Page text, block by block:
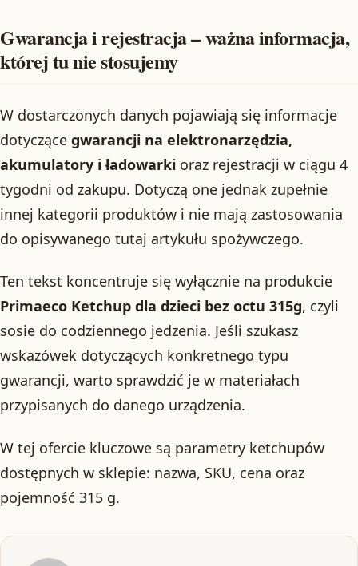
Gwarancja i rejestracja – ważna informacja,
której tu nie stosujemy
W dostarczonych danych pojawiają się informacje
dotyczące gwarancji na elektronarzędzia,
akumulatory i ładowarki oraz rejestracji w ciągu 4
tygodni od zakupu. Dotyczą one jednak zupełnie
innej kategorii produktów i nie mają zastosowania
do opisywanego tutaj artykułu spożywczego.
Ten tekst koncentruje się wyłącznie na produkcie
Primaeco Ketchup dla dzieci bez octu 315g, czyli
sosie do codziennego jedzenia. Jeśli szukasz
wskazówek dotyczących konkretnego typu
gwarancji, warto sprawdzić je w materiałach
przypisanych do danego urządzenia.
W tej ofercie kluczowe są parametry ketchupów
dostępnych w sklepie: nazwa, SKU, cena oraz
pojemność 315 g.